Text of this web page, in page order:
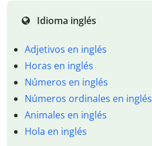
Idioma inglés
Adjetivos en inglés
Horas en inglés
Números en inglés
Números ordinales en inglés
Animales en inglés
Hola en inglés